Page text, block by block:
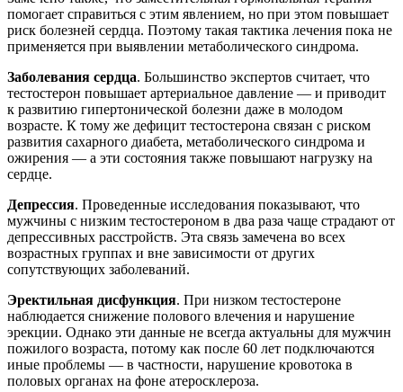
помогает справиться с этим явлением, но при этом повышает
риск болезней сердца. Поэтому такая тактика лечения пока не
применяется при выявлении метаболического синдрома.
Заболевания сердца. Большинство экспертов считает, что
тестостерон повышает артериальное давление — и приводит
к развитию гипертонической болезни даже в молодом
возрасте. К тому же дефицит тестостерона связан с риском
развития сахарного диабета, метаболического синдрома и
ожирения — а эти состояния также повышают нагрузку на
сердце.
Депрессия. Проведенные исследования показывают, что
мужчины с низким тестостероном в два раза чаще страдают от
депрессивных расстройств. Эта связь замечена во всех
возрастных группах и вне зависимости от других
сопутствующих заболеваний.
Эректильная дисфункция. При низком тестостероне
наблюдается снижение полового влечения и нарушение
эрекции. Однако эти данные не всегда актуальны для мужчин
пожилого возраста, потому как после 60 лет подключаются
иные проблемы — в частности, нарушение кровотока в
половых органах на фоне атеросклероза.